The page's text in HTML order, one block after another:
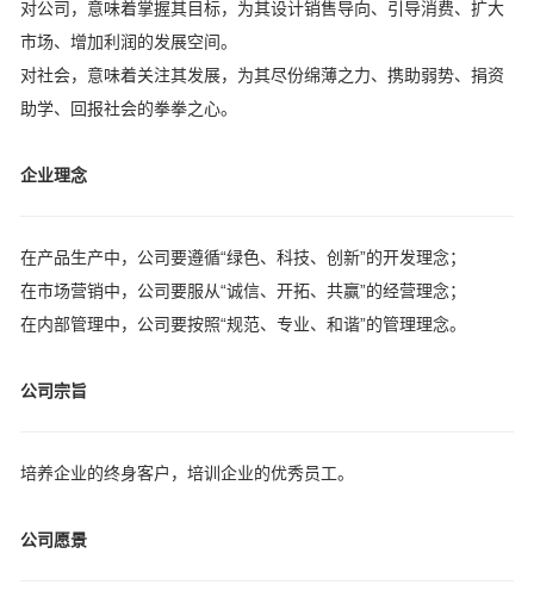
对公司，意味着掌握其目标，为其设计销售导向、引导消费、扩大
市场、增加利润的发展空间。
对社会，意味着关注其发展，为其尽份绵薄之力、携助弱势、捐资
助学、回报社会的拳拳之心。
企业理念
在产品生产中，公司要遵循“绿色、科技、创新”的开发理念；
在市场营销中，公司要服从“诚信、开拓、共赢”的经营理念；
在内部管理中，公司要按照“规范、专业、和谐”的管理理念。
公司宗旨
培养企业的终身客户，培训企业的优秀员工。
公司愿景